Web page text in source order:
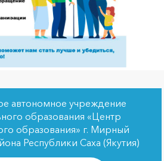
автономное учреждение
образования «Центр
образования» г. Мирный
Республики Саха (Якутия)